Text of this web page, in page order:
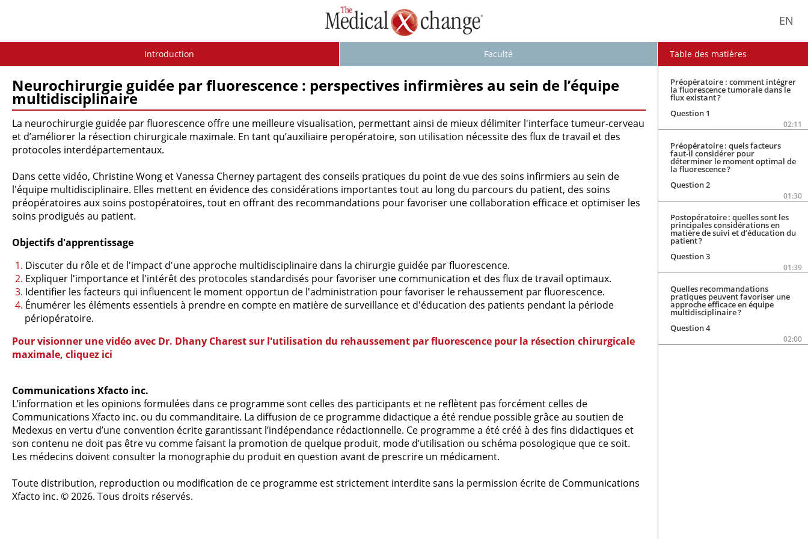
Introduction Faculté
EN
Neurochirurgie guidée par fluorescence : perspectives infirmières au sein de l’équipe
multidisciplinaire
La neurochirurgie guidée par fluorescence offre une meilleure visualisation, permettant ainsi de mieux délimiter l'interface tumeur-cerveau
et d’améliorer la résection chirurgicale maximale. En tant qu’auxiliaire peropératoire, son utilisation nécessite des flux de travail et des
protocoles interdépartementaux.
Dans cette vidéo, Christine Wong et Vanessa Cherney partagent des conseils pratiques du point de vue des soins infirmiers au sein de
l'équipe multidisciplinaire. Elles mettent en évidence des considérations importantes tout au long du parcours du patient, des soins
préopératoires aux soins postopératoires, tout en offrant des recommandations pour favoriser une collaboration efficace et optimiser les
soins prodigués au patient.
Objectifs d'apprentissage
Discuter du rôle et de l'impact d'une approche multidisciplinaire dans la chirurgie guidée par fluorescence.​
Expliquer l'importance et l'intérêt des protocoles standardisés pour favoriser une communication et des flux de travail optimaux.
Identifier les facteurs qui influencent le moment opportun de l'administration pour favoriser le rehaussement par fluorescence.
Énumérer les éléments essentiels à prendre en compte en matière de surveillance et d'éducation des patients pendant la période
périopératoire.
Pour visionner une vidéo avec Dr. Dhany Charest sur l'utilisation du rehaussement par fluorescence pour la résection chirurgicale
maximale, cliquez ici
Communications Xfacto inc.
L’information et les opinions formulées dans ce programme sont celles des participants et ne reflètent pas forcément celles de
Communications Xfacto inc. ou du commanditaire. La diffusion de ce programme didactique a été rendue possible grâce au soutien de
Medexus en vertu d’une convention écrite garantissant l’indépendance rédactionnelle. Ce programme a été créé à des fins didactiques et
son contenu ne doit pas être vu comme faisant la promotion de quelque produit, mode d’utilisation ou schéma posologique que ce soit.
Les médecins doivent consulter la monographie du produit en question avant de prescrire un médicament.
Toute distribution, reproduction ou modification de ce programme est strictement interdite sans la permission écrite de Communications
Xfacto inc. © 2026. Tous droits réservés.
Table des matières
Préopératoire : comment intégrer
la fluorescence tumorale dans le
flux existant ?
Question 1
02:11
Préopératoire : quels facteurs
faut-il considérer pour
déterminer le moment optimal de
la fluorescence ?
Question 2
01:30
Postopératoire : quelles sont les
principales considérations en
matière de suivi et d’éducation du
patient ?
Question 3
01:39
Quelles recommandations
pratiques peuvent favoriser une
approche efficace en équipe
multidisciplinaire ?
Question 4
02:00